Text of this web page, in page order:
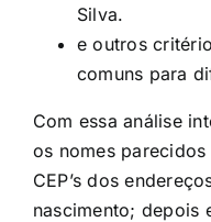
Silva.
e outros
comuns para
Com essa análise
os nomes
CEP’s dos
nascimento; depois